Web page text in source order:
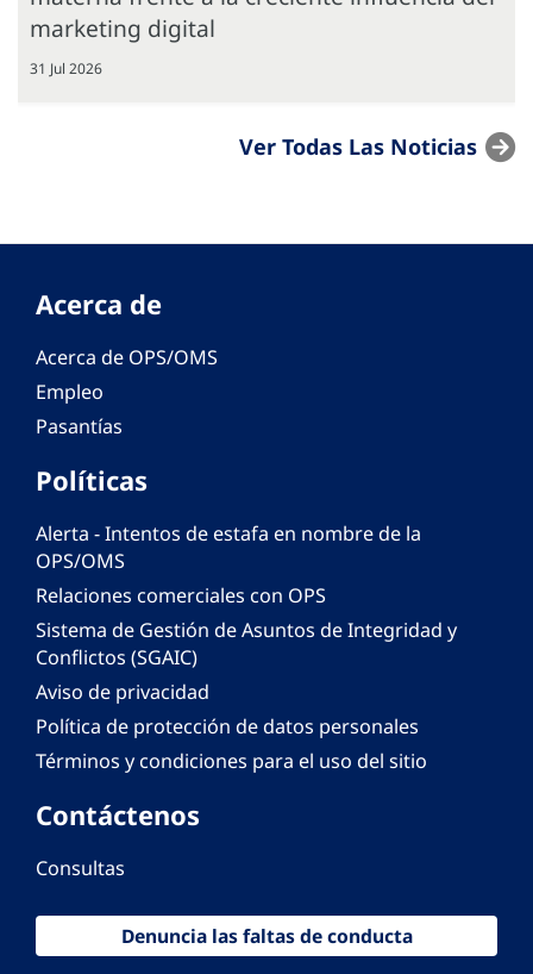
marketing digital
31 Jul 2026
Ver Todas Las Noticias
Acerca de
Acerca de OPS/OMS
Empleo
Pasantías
Políticas
Alerta - Intentos de estafa en nombre de la
OPS/OMS
Relaciones comerciales con OPS
Sistema de Gestión de Asuntos de Integridad y
Conflictos (SGAIC)
Aviso de privacidad
Política de protección de datos personales
Términos y condiciones para el uso del sitio
Contáctenos
Consultas
Denuncia las faltas de conducta